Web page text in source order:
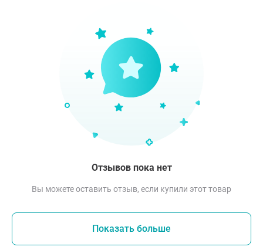
Отзывов пока нет
Вы можете оставить отзыв, если купили этот товар
Показать больше